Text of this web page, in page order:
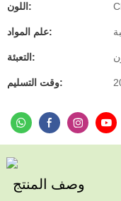
اللون:
علم المواد:
التعبئة:
وقت التسليم:
وصف المنتج